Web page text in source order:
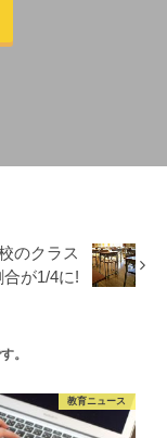
のクラス
が1/4に!
。
教育ニュース